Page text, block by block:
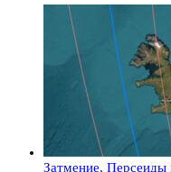
Затмение, Персеиды